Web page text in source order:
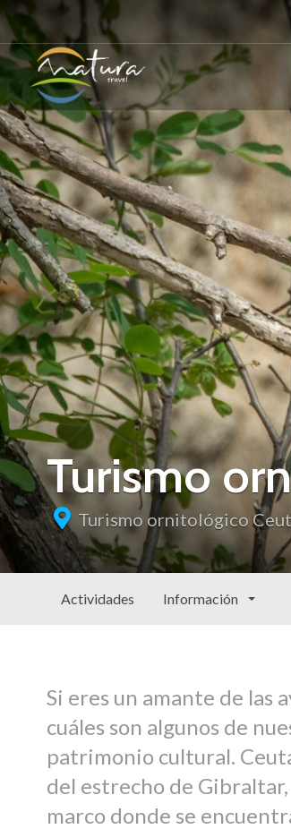
Turismo
Turismo ornitológico
Actividades Información
Si eres un amante de las
cuáles son algunos de
patrimonio cultural.
del estrecho de
marco donde se